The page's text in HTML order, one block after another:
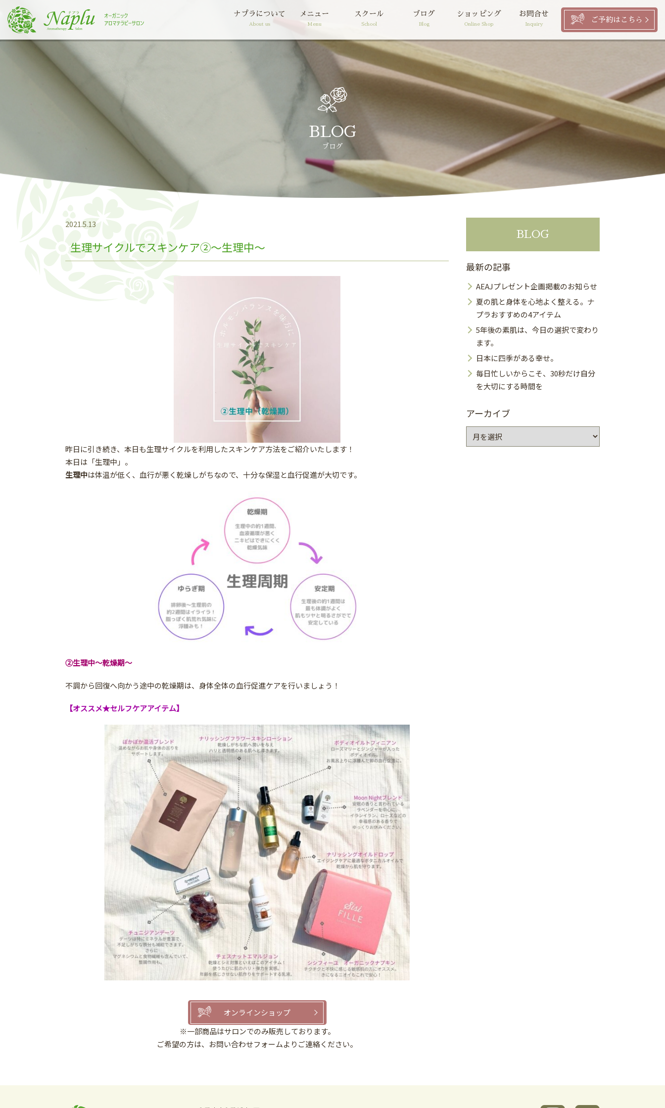
ス
ナプラについて
About us
メニュー
Menu
スクール
School
ブログ
Blog
ショッピング
Online Shop
お問合せ
Inquiry
ご予約はこちら
BLOG
ブログ
2021.5.13
生理サイクルでスキンケア②～生理中～
昨日に引き続き、本日も生理サイクルを利用したスキンケア方法をご紹介いたします！
本日は「生理中」。
生理中は体温が低く、血行が悪く乾燥しがちなので、十分な保湿と血行促進が大切です。
②生理中～乾燥期～
不調から回復へ向かう途中の乾燥期は、身体全体の血行促進ケアを行いましょう！
【オススメ★セルフケアアイテム】
オンラインショップ
※一部商品はサロンでのみ販売しております。
ご希望の方は、お問い合わせフォームよりご連絡ください。
BLOG
最新の記事
AEAJプレゼント企画掲載のお知らせ
夏の肌と身体を心地よく整える。ナ
プラおすすめの4アイテム
5年後の素肌は、今日の選択で変わり
ます。
日本に四季がある幸せ。
毎日忙しいからこそ、30秒だけ自分
を大切にする時間を
アーカイブ
ー